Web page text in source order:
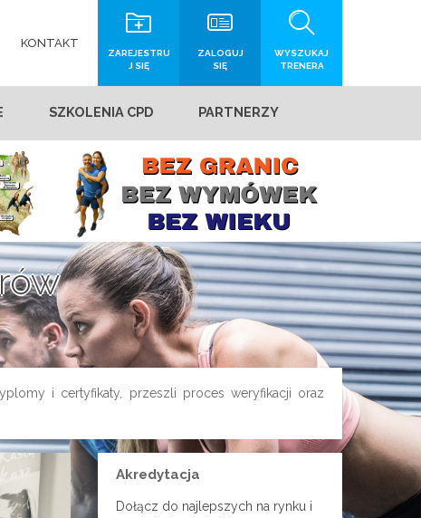
KONTAKT
WYSZUKAJ
TRENERA
ZALOGUJ
SIĘ
ZAREJESTRU
J SIĘ
SZKOLENIA CPD PARTNERZY
i certyfikaty, przeszli proces weryfikacji oraz
Akredytacja
Dołącz do najlepszych na rynku i